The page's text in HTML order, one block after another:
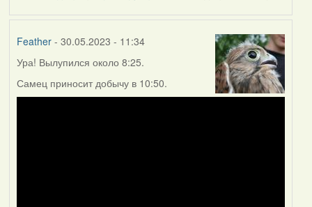
Feather- 30.05.2023 - 11:34
Ура! Вылупился около 8:25.
Самец приносит добычу в 10:50.